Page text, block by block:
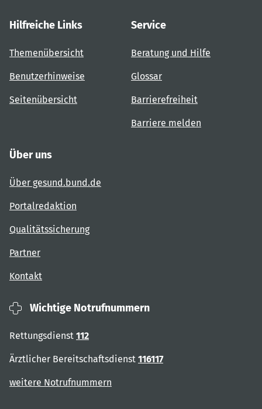
Hilfreiche Links
Themenübersicht
Benutzerhinweise
Seitenübersicht
Service
Beratung und Hilfe
Glossar
Barrierefreiheit
Barriere melden
Über uns
Über gesund.bund.de
Portalredaktion
Qualitätssicherung
Partner
Kontakt
Wichtige Notrufnummern
Rettungsdienst 112
Ärztlicher Bereitschaftsdienst 116117
weitere Notrufnummern